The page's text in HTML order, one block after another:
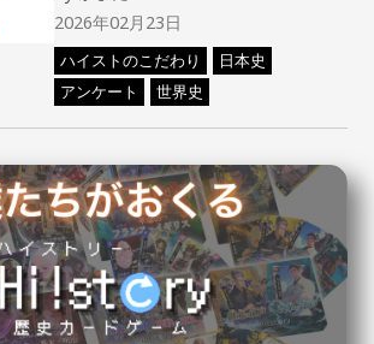
2026年02月23日
ハイストのこだわり
日本史
アンケート
世界史